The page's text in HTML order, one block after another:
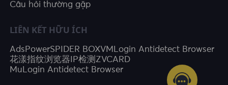
Câu hỏi thường gặp
LIÊN KẾT HỮU ÍCH
AdsPowerSPIDER BOXVMLogin Antidetect Browser
花漾指纹浏览器 IP检测 ZVCARD
MuLogin Antidetect Browser